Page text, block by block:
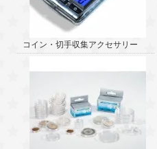
コイン・切手収集アクセサリー